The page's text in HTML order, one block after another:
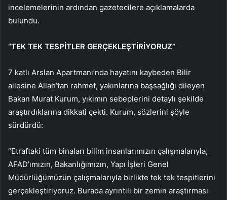
incelemelerinin ardından gazetecilere açıklamalarda
bulundu.
“TEK TEK TESPİTLER GERÇEKLEŞTİRİYORUZ”
7 katlı Arslan Apartmanı’nda hayatını kaybeden Bilir
ailesine Allah’tan rahmet, yakınlarına başsağlığı dileyen
Bakan Murat Kurum, yıkımın sebeplerini detaylı şekilde
araştırdıklarına dikkati çekti. Kurum, sözlerini şöyle
sürdürdü:
“Etraftaki tüm binaları bilim insanlarımızın çalışmalarıyla,
AFAD’ımızın, Bakanlığımızın, Yapı İşleri Genel
Müdürlüğümüzün çalışmalarıyla birlikte tek tek tespitlerini
gerçekleştiriyoruz. Burada ayrıntılı bir zemin araştırması